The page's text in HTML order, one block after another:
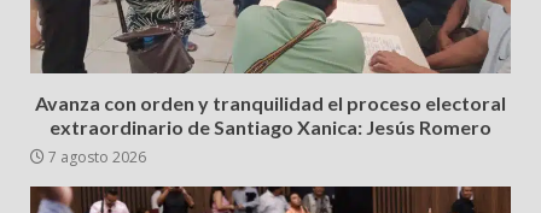
Avanza con orden y tranquilidad el proceso electoral
extraordinario de Santiago Xanica: Jesús Romero
7 agosto 2026